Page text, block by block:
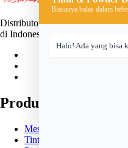
Distributor mesin, tinta, dan
di Indonesia. Solusi lengkap
Produk
Mesin DTF
Tinta DTF
Biasanya balas dalam
Halo! Ada yang bisa